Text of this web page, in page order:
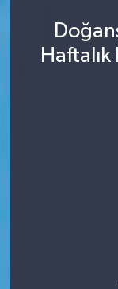
Ekonomi
Süper Lig
Son